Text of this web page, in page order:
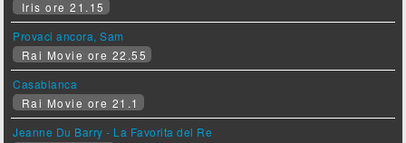
Iris ore 21.15
Provaci ancora, Sam
Rai Movie ore 22.55
Casablanca
Rai Movie ore 21.1
Jeanne Du Barry - La Favorita del Re